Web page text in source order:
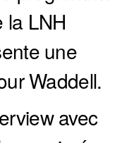
la LNH
une
Waddell.
avec